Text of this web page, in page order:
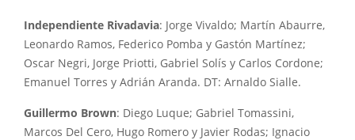
Independiente Rivadavia: Jorge Vivaldo; Martín Abaurre,
Leonardo Ramos, Federico Pomba y Gastón Martínez;
Oscar Negri, Jorge Priotti, Gabriel Solís y Carlos Cordone;
Emanuel Torres y Adrián Aranda. DT: Arnaldo Sialle.
Guillermo Brown: Diego Luque; Gabriel Tomassini,
Marcos Del Cero, Hugo Romero y Javier Rodas; Ignacio